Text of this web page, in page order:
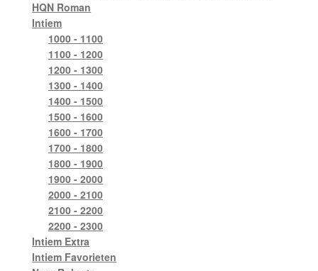
HQN Roman
Intiem
1000 - 1100
1100 - 1200
1200 - 1300
1300 - 1400
1400 - 1500
1500 - 1600
1600 - 1700
1700 - 1800
1800 - 1900
1900 - 2000
2000 - 2100
2100 - 2200
2200 - 2300
Intiem Extra
Intiem Favorieten